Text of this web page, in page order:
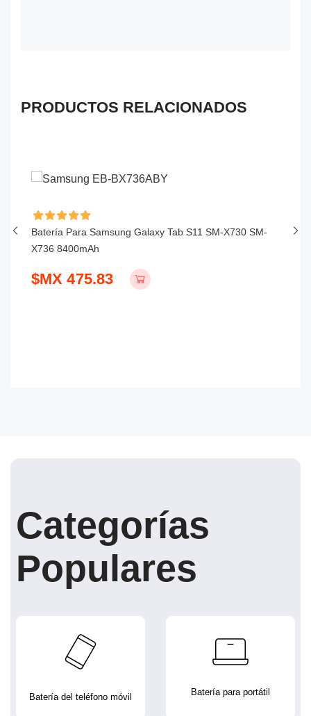
PRODUCTOS RELACIONADOS
Batería Para Samsung Galaxy Tab S11 SM-X730 SM-
X736 8400mAh
$MX 475.83
Categorías
Populares
Batería del teléfono móvil Batería para portátil